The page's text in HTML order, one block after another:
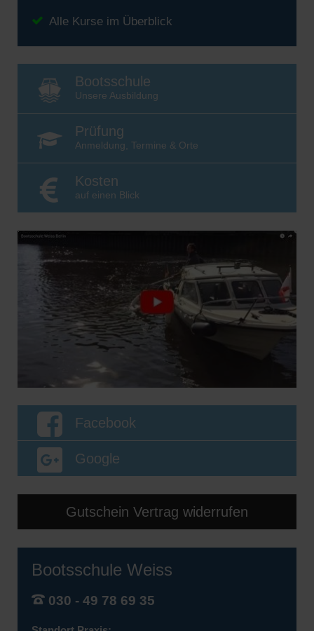
Alle Kurse im Überblick
Bootsschule
Unsere Ausbildung
Prüfung
Anmeldung, Termine & Orte
Kosten
auf einen Blick
Facebook
Google
Gutschein Vertrag widerrufen
Bootsschule Weiss
030 - 49 78 69 35